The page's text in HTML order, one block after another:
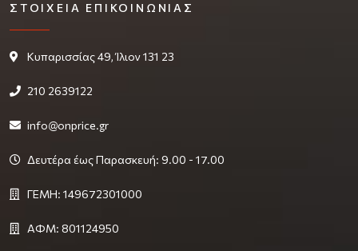
ΣΤΟΙΧΕΊΑ ΕΠΙΚΟΙΝΩΝΊΑΣ
Κυπαρισσίας 49, Ίλιον 131 23
210 2639122
info@onprice.gr
Δευτέρα έως Παρασκευή: 9.00 - 17.00
ΓΕΜΗ: 149672301000
ΑΦΜ: 801124950